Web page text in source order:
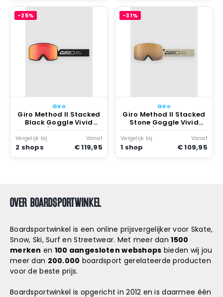
-25%
Giro
Giro Method II Stacked
Black Goggle Vivid
Ember/vvd Infrared
Vergelijk bij
2 shops
Vanaf
€ 119,95
-31%
Giro
Giro Method II Stacked
Stone Goggle Vivid
Ember/vvd Infrared
Vergelijk bij
1 shop
Vanaf
€ 109,95
OVER BOARDSPORTWINKEL
Boardsportwinkel is een online prijsvergelijker voor Skate,
Snow, Ski, Surf en Streetwear. Met meer dan1500
merken en 100 aangesloten webshops bieden wij jou
meer dan 200.000 boardsport gerelateerde producten
voor de beste prijs.
Boardsportwinkel is opgericht in 2012 en is daarmee één